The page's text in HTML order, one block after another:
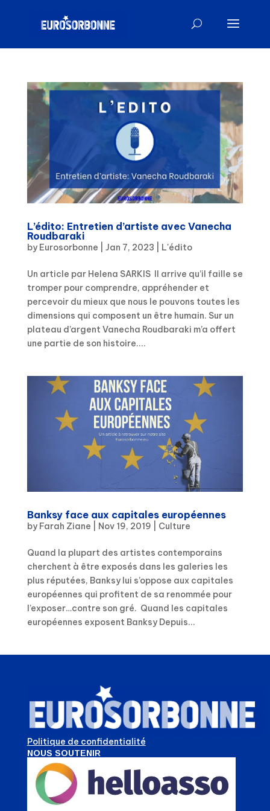
L’édito: Entretien d’artiste avec Vanecha
Roudbaraki
by Eurosorbonne Jan 7, 2023 L'édito
Un article par Helena SARKIS Il arrive qu’il faille se
tromper pour comprendre, appréhender et
percevoir du mieux que nous le pouvons toutes les
dimensions qui composent un être humain. Sur un
plateau d’argent Vanecha Roudbaraki m’a offert
une partie de son histoire....
Banksy face aux capitales européennes
by Farah Ziane Nov 19, 2019 Culture
Quand la plupart des artistes contemporains
cherchent à être exposés dans les galeries les
plus réputées, Banksy lui s’oppose aux capitales
européennes qui profitent de sa renommée pour
l’exposer…contre son gré. Quand les capitales
européennes exposent Banksy Depuis...
Politique de confidentialité
NOUS SOUTENIR